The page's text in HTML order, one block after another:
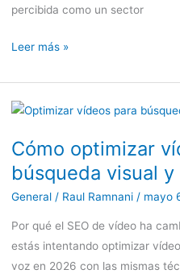
percibida como un sector
Leer más »
Cómo optimizar
búsqueda visual
General/ Raul Ramnani / mayo
Por qué el SEO de vídeo ha
estás intentando optimizar
voz en 2026 con las mismas
Cómo
vídeos
para
búsqueda
y
por
voz